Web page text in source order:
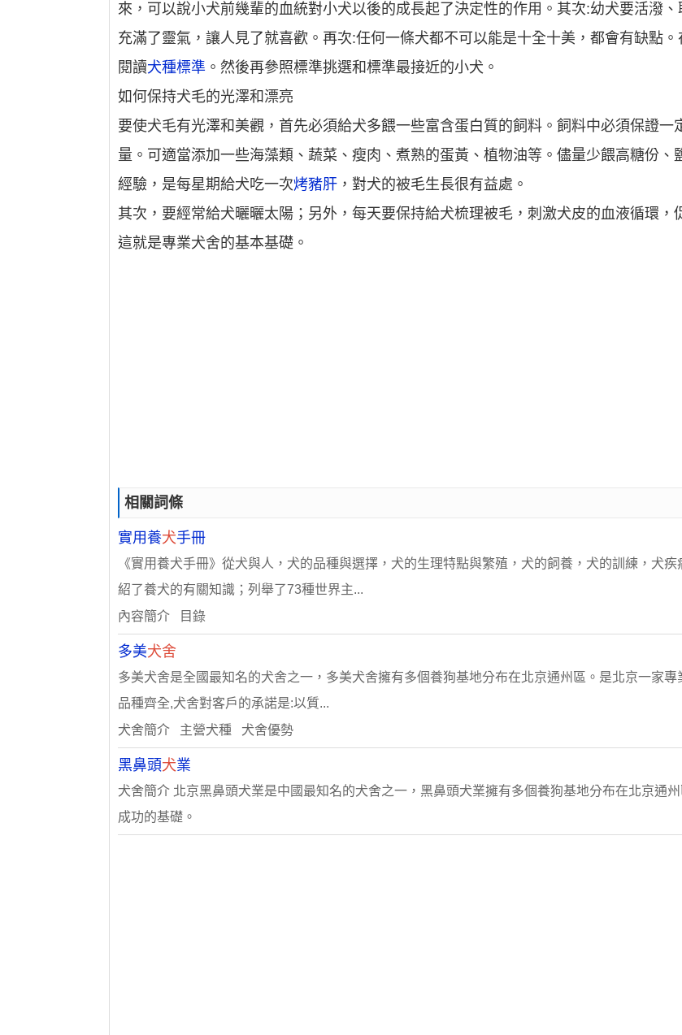
來，可以說小犬前幾輩的血統對小犬以後的成長起了決定性的作用。其次:幼犬要活潑
充滿了靈氣，讓人見了就喜歡。再次:任何一條犬都不可以能是十全十美，都會有缺點
閱讀犬種標準 。然後再參照標準挑選和標準最接近的小犬。
如何保持犬毛的光澤和漂亮
要使犬毛有光澤和美觀，首先必須給犬多餵一些富含蛋白質的飼料。飼料中必須保證一
量。可適當添加一些海藻類、蔬菜、瘦肉、煮熟的蛋黃、植物油等。儘量少餵高糖份、
經驗，是每星期給犬吃一次烤豬肝 ，對犬的被毛生長很有益處。
其次，要經常給犬曬曬太陽；另外，每天要保持給犬梳理被毛，刺激犬皮的血液循環，
這就是專業犬舍的基本基礎。
相關詞條
實用養犬手冊
《實用養犬手冊》從犬與人，犬的品種與選擇，犬的生理特點與繁殖，犬的飼養，犬的訓練，犬
紹了養犬的有關知識；列舉了73種世界主...
內容簡介 目錄
多美犬舍
多美犬舍是全國最知名的犬舍之一，多美犬舍擁有多個養狗基地分布在北京通州區。是北京一家
品種齊全,犬舍對客戶的承諾是:以質...
犬舍簡介 主營犬種 犬舍優勢
黑鼻頭犬業
犬舍簡介 北京黑鼻頭犬業是中國最知名的犬舍之一，黑鼻頭犬業擁有多個養狗基地分布在北京通
成功的基礎。